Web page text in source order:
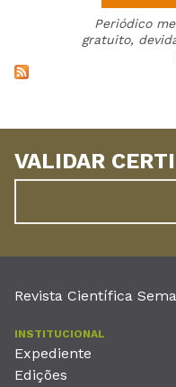
Periódico
gratuito,
VALIDAR
Revista Científica
INSTITUCIONAL
Expediente
Edições